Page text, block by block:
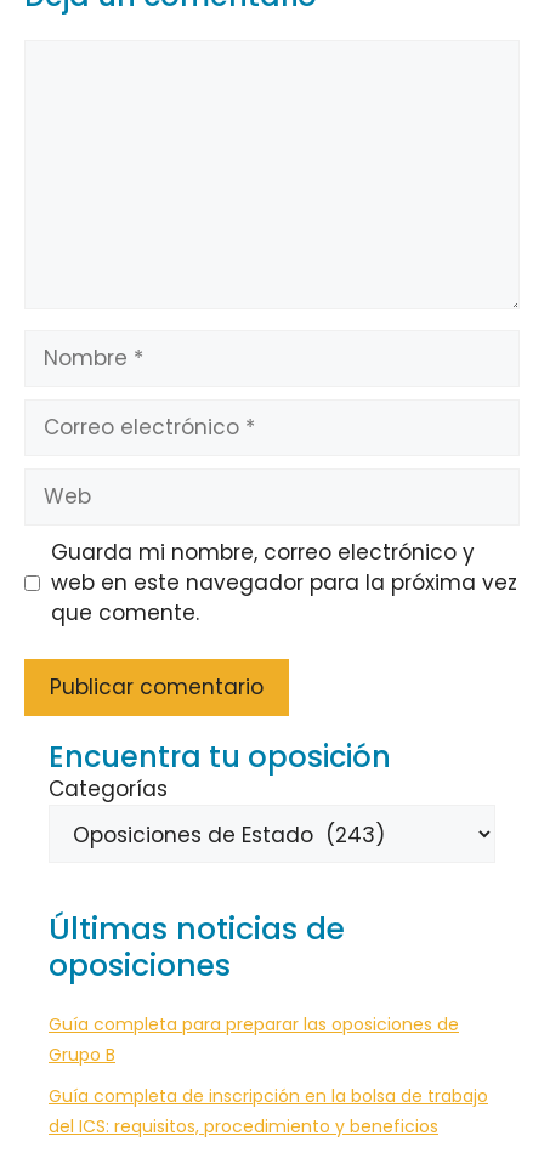
Nombre
Correo
electrónico
Web
Guarda mi nombre, correo electrónico y
web en este navegador para la próxima vez
que comente.
Encuentra tu oposición
Categorías
Últimas noticias de
oposiciones
Guía completa para preparar las oposiciones de
Grupo B
Guía completa de inscripción en la bolsa de trabajo
del ICS: requisitos, procedimiento y beneficios